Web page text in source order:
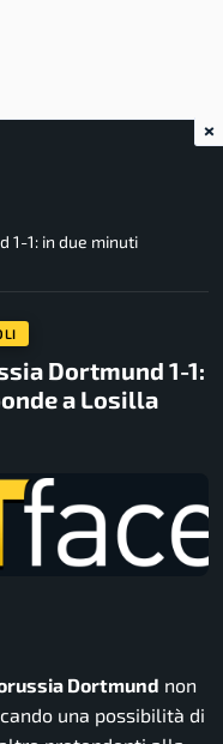
1-1: in due minuti
Dortmund 1-1:
a Losilla
Dortmund non
una possibilità di
×